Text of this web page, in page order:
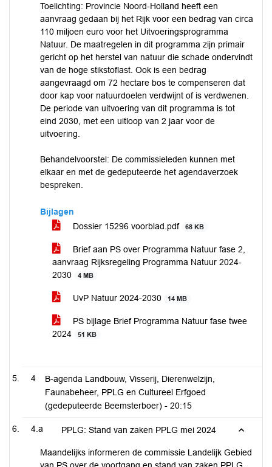
Toelichting: Provincie Noord-Holland heeft een
aanvraag gedaan bij het Rijk voor een bedrag van circa
110 miljoen euro voor het Uitvoeringsprogramma
Natuur. De maatregelen in dit programma zijn primair
gericht op het herstel van natuur die schade ondervindt
van de hoge stikstoflast. Ook is een bedrag
aangevraagd om 72 hectare bos te compenseren dat
door kap voor natuurdoelen verdwijnt of is verdwenen.
De periode van uitvoering van dit programma is tot
eind 2030, met een uitloop van 2 jaar voor de
uitvoering.
Behandelvoorstel: De commissieleden kunnen met
elkaar en met de gedeputeerde het agendaverzoek
bespreken.
Bijlagen
Dossier 15296 voorblad.pdf
68 KB
Brief aan PS over Programma Natuur fase 2,
aanvraag Rijksregeling Programma Natuur 2024-
2030
4 MB
UvP Natuur 2024-2030 14 MB
PS bijlage Brief Programma Natuur fase twee
2024
51 KB
4
B-agenda Landbouw, Visserij, Dierenwelzijn,
Faunabeheer, PPLG en Cultureel Erfgoed
(gedeputeerde Beemsterboer) - 20:15
4.a PPLG: Stand van zaken PPLG mei 2024
Maandelijks informeren de commissie Landelijk Gebied